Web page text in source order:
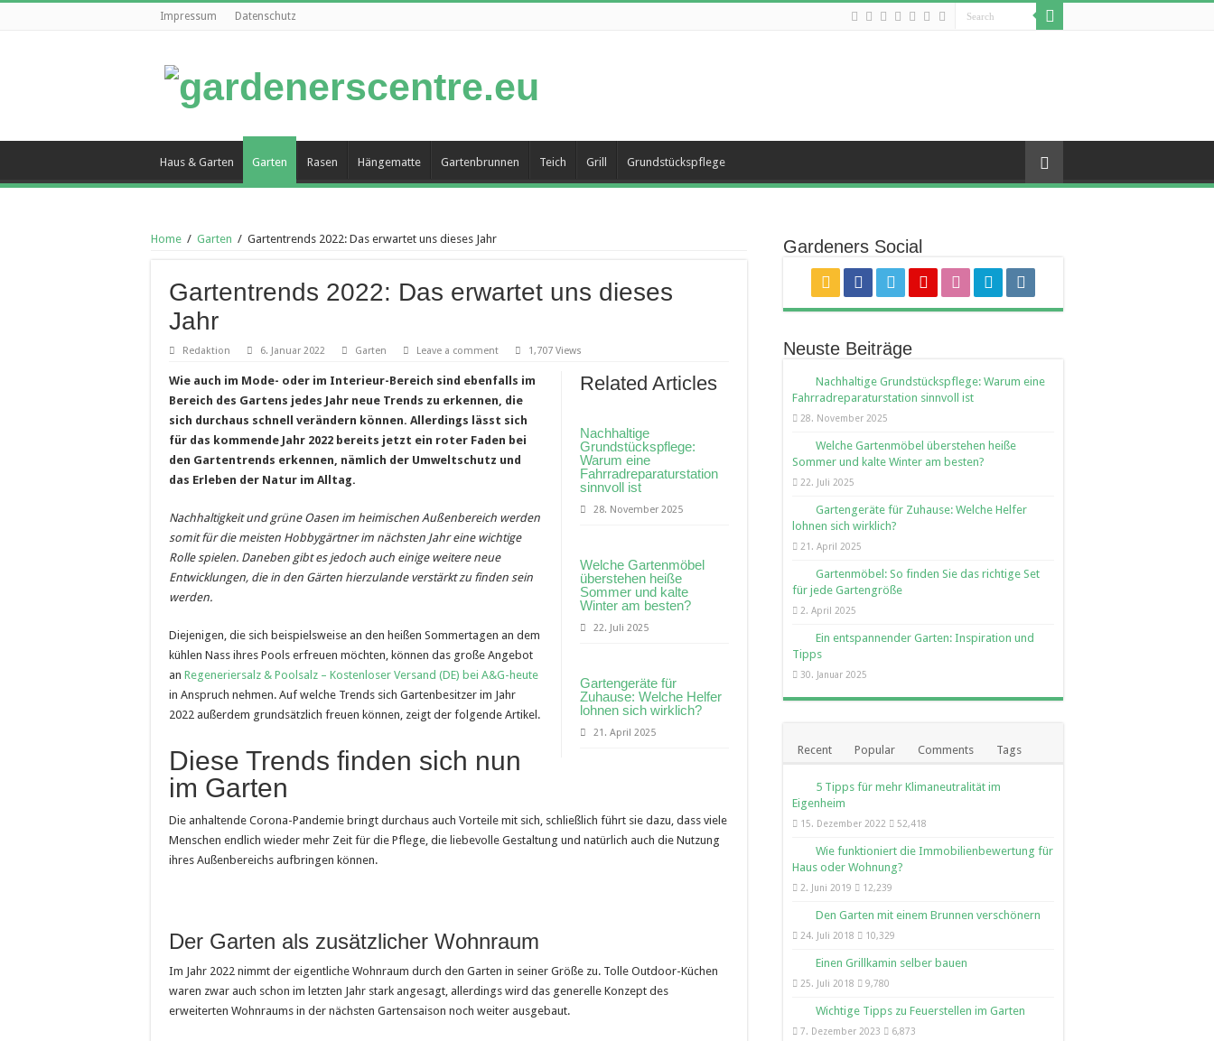
Impressum Datenschutz
Haus & Garten Garten Rasen Hängematte Gartenbrunnen Teich Grill Grundstückspflege
Home / Garten / Gartentrends 2022: Das erwartet uns dieses Jahr
Gartentrends 2022: Das erwartet uns dieses
Jahr
Redaktion 6. Januar 2022 Garten Leave a comment 1,707 Views
Related Articles
Nachhaltige
Grundstückspflege:
Warum eine
Fahrradreparaturstation
sinnvoll ist
28. November 2025
Welche Gartenmöbel
überstehen heiße
Sommer und kalte
Winter am besten?
22. Juli 2025
Gartengeräte für
Zuhause: Welche Helfer
lohnen sich wirklich?
21. April 2025
Wie auch im Mode- oder im Interieur-Bereich sind ebenfalls im
Bereich des Gartens jedes Jahr neue Trends zu erkennen, die
sich durchaus schnell verändern können. Allerdings lässt sich
für das kommende Jahr 2022 bereits jetzt ein roter Faden bei
den Gartentrends erkennen, nämlich der Umweltschutz und
das Erleben der Natur im Alltag.
Nachhaltigkeit und grüne Oasen im heimischen Außenbereich werden
somit für die meisten Hobbygärtner im nächsten Jahr eine wichtige
Rolle spielen. Daneben gibt es jedoch auch einige weitere neue
Entwicklungen, die in den Gärten hierzulande verstärkt zu finden sein
werden.
Diejenigen, die sich beispielsweise an den heißen Sommertagen an dem
kühlen Nass ihres Pools erfreuen möchten, können das große Angebot
an Regeneriersalz & Poolsalz – Kostenloser Versand (DE) bei A&G-heute
in Anspruch nehmen. Auf welche Trends sich Gartenbesitzer im Jahr
2022 außerdem grundsätzlich freuen können, zeigt der folgende Artikel.
Diese Trends finden sich nun
im Garten
Die anhaltende Corona-Pandemie bringt durchaus auch Vorteile mit sich, schließlich führt sie dazu, dass viele
Menschen endlich wieder mehr Zeit für die Pflege, die liebevolle Gestaltung und natürlich auch die Nutzung
ihres Außenbereichs aufbringen können.
Der Garten als zusätzlicher Wohnraum
Im Jahr 2022 nimmt der eigentliche Wohnraum durch den Garten in seiner Größe zu. Tolle Outdoor-Küchen
waren zwar auch schon im letzten Jahr stark angesagt, allerdings wird das generelle Konzept des
erweiterten Wohnraums in der nächsten Gartensaison noch weiter ausgebaut.
Gardeners Social
Neuste Beiträge
Nachhaltige Grundstückspflege: Warum eine
Fahrradreparaturstation sinnvoll ist
28. November 2025
Welche Gartenmöbel überstehen heiße
Sommer und kalte Winter am besten?
22. Juli 2025
Gartengeräte für Zuhause: Welche Helfer
lohnen sich wirklich?
21. April 2025
Gartenmöbel: So finden Sie das richtige Set
für jede Gartengröße
2. April 2025
Ein entspannender Garten: Inspiration und
Tipps
30. Januar 2025
Recent Popular Comments Tags
5 Tipps für mehr Klimaneutralität im
Eigenheim
15. Dezember 2022 52,418
Wie funktioniert die Immobilienbewertung für
Haus oder Wohnung?
2. Juni 2019 12,239
Den Garten mit einem Brunnen verschönern
24. Juli 2018 10,329
Einen Grillkamin selber bauen
25. Juli 2018 9,780
Wichtige Tipps zu Feuerstellen im Garten
7. Dezember 2023 6,873